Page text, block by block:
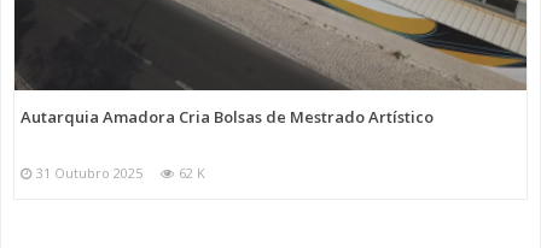
Autarquia Amadora Cria Bolsas de Mestrado Artístico
31 Outubro 2025 62 K